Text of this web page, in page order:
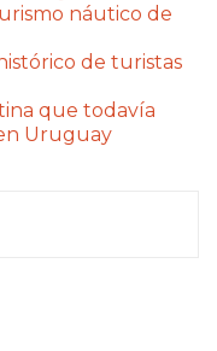
náutico de
de turistas
que todavía
Uruguay